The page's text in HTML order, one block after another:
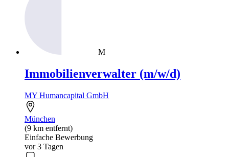
M
Immobilienverwalter (m/w/d)
MY Humancapital GmbH
München
(9 km entfernt)
Einfache Bewerbung
vor 3 Tagen